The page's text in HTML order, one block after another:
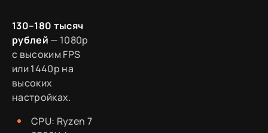
130–180 тысяч
рублей — 1080p
с высоким FPS
или 1440p на
высоких
настройках.
CPU: Ryzen 7